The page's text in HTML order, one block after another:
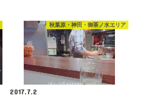
秋葉原・神田・御茶ノ水エリア
2017.7.2